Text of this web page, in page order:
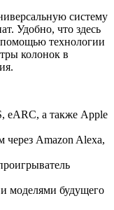
систему
Удобно, что здесь
помощью технологии
колонок в
eARC, а также Apple
через Amazon Alexa,
моделями будущего